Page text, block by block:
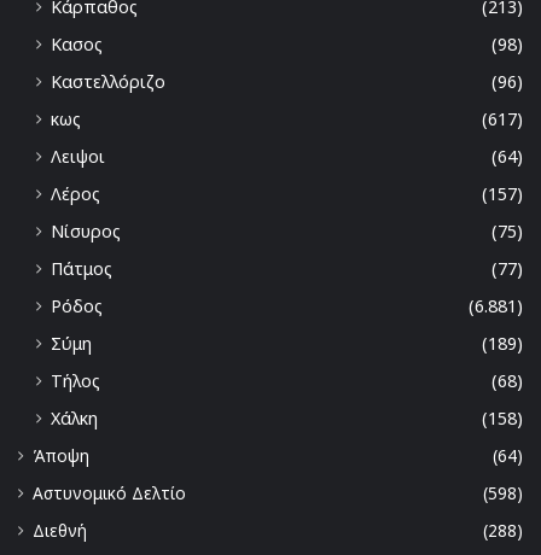
Κάρπαθος
(213)
Κασος
(98)
Καστελλόριζο
(96)
κως
(617)
Λειψοι
(64)
Λέρος
(157)
Νίσυρος
(75)
Πάτμος
(77)
Ρόδος
(6.881)
Σύμη
(189)
Τήλος
(68)
Χάλκη
(158)
Άποψη
(64)
Αστυνομικό Δελτίο
(598)
Διεθνή
(288)